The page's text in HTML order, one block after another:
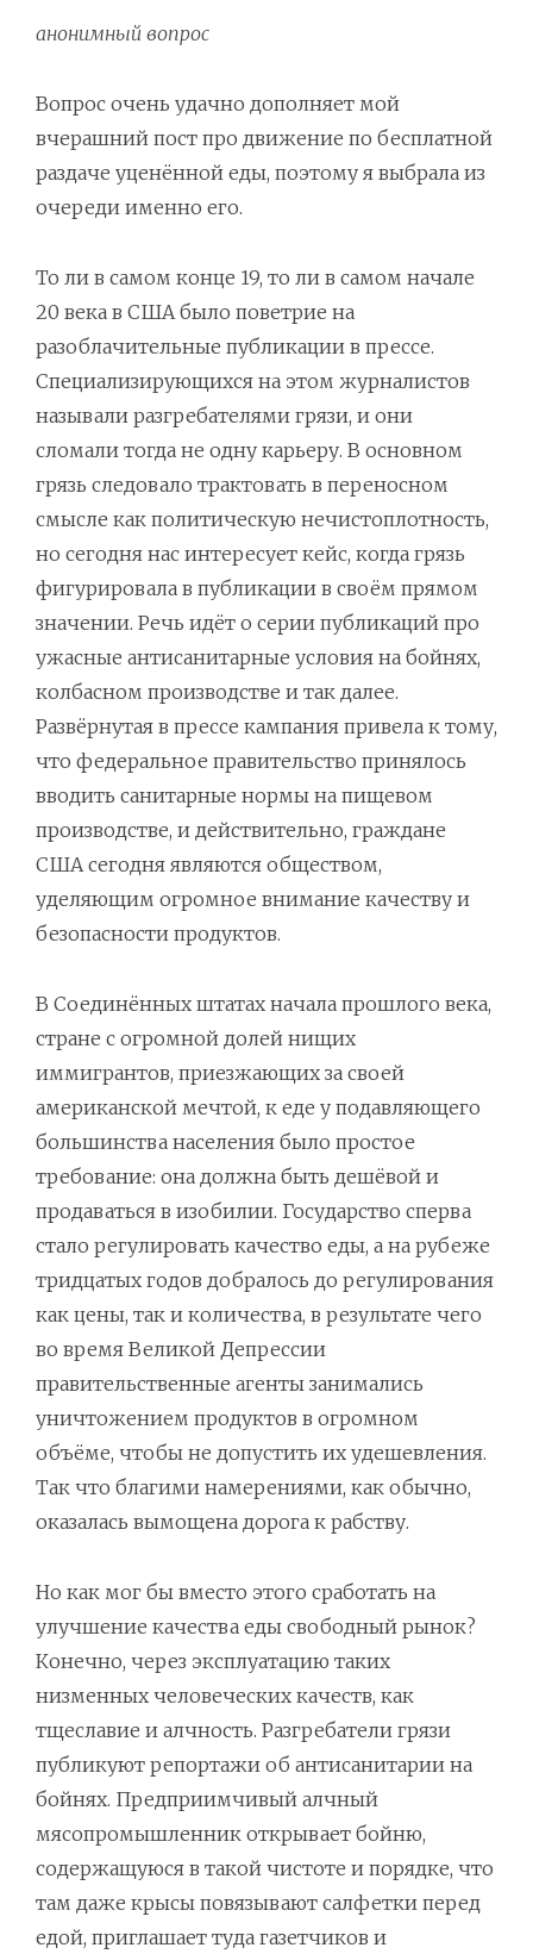
анонимный вопрос
Вопрос очень удачно дополняет мой
вчерашний пост про движение по бесплатной
раздаче уценённой еды, поэтому я выбрала из
очереди именно его.
То ли в самом конце 19, то ли в самом начале
20 века в США было поветрие на
разоблачительные публикации в прессе.
Специализирующихся на этом журналистов
называли разгребателями грязи, и они
сломали тогда не одну карьеру. В основном
грязь следовало трактовать в переносном
смысле как политическую нечистоплотность,
но сегодня нас интересует кейс, когда грязь
фигурировала в публикации в своём прямом
значении. Речь идёт о серии публикаций про
ужасные антисанитарные условия на бойнях,
колбасном производстве и так далее.
Развёрнутая в прессе кампания привела к тому,
что федеральное правительство принялось
вводить санитарные нормы на пищевом
производстве, и действительно, граждане
США сегодня являются обществом,
уделяющим огромное внимание качеству и
безопасности продуктов.
В Соединённых штатах начала прошлого века,
стране с огромной долей нищих
иммигрантов, приезжающих за своей
американской мечтой, к еде у подавляющего
большинства населения было простое
требование: она должна быть дешёвой и
продаваться в изобилии. Государство сперва
стало регулировать качество еды, а на рубеже
тридцатых годов добралось до регулирования
как цены, так и количества, в результате чего
во время Великой Депрессии
правительственные агенты занимались
уничтожением продуктов в огромном
объёме, чтобы не допустить их удешевления.
Так что благими намерениями, как обычно,
оказалась вымощена дорога к рабству.
Но как мог бы вместо этого сработать на
улучшение качества еды свободный рынок?
Конечно, через эксплуатацию таких
низменных человеческих качеств, как
тщеславие и алчность. Разгребатели грязи
публикуют репортажи об антисанитарии на
бойнях. Предприимчивый алчный
мясопромышленник открывает бойню,
содержащуюся в такой чистоте и порядке, что
там даже крысы повязывают салфетки перед
едой, приглашает туда газетчиков и